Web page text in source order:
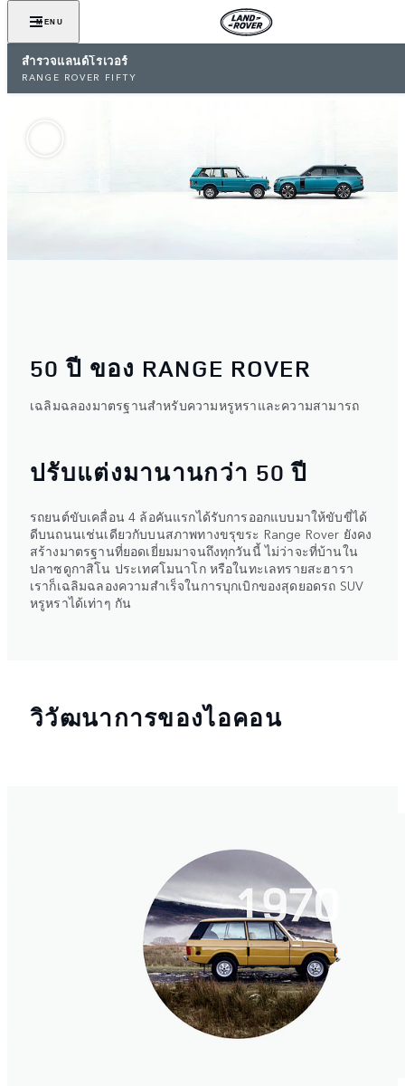
MENU
สำรวจแลนด์โรเวอร์
RANGE ROVER FIFTY
50 ปี ของ RANGE ROVER
เฉลิมฉลองมาตรฐานสำหรับความหรูหราและความสามารถ
ปรับแต่งมานานกว่า 50 ปี
รถยนต์ขับเคลื่อน 4 ล้อคันแรกได้รับการออกแบบมาให้ขับขี่ได้
ดีบนถนนเช่นเดียวกับบนสภาพทางขรุขระ Range Rover ยังคง
สร้างมาตรฐานที่ยอดเยี่ยมมาจนถึงทุกวันนี้ ไม่ว่าจะที่บ้านใน
ปลาซดูกาสิโน ประเทศโมนาโก หรือในทะเลทรายสะฮารา
เราก็เฉลิมฉลองความสำเร็จในการบุกเบิกของสุดยอดรถ SUV
หรูหราได้เท่าๆ กัน
วิวัฒนาการของไอคอน